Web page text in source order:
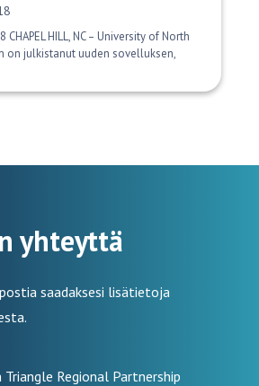
HILL, NC – University of North
on julkistanut uuden sovelluksen,
yhteyttä
saadaksesi lisätietoja
Triangle Regional Partnership